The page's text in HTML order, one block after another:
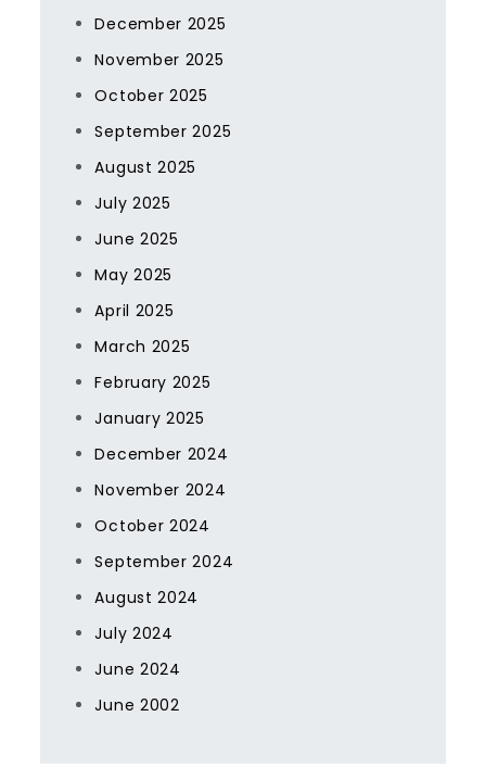
December 2025
November 2025
October 2025
September 2025
August 2025
July 2025
June 2025
May 2025
April 2025
March 2025
February 2025
January 2025
December 2024
November 2024
October 2024
September 2024
August 2024
July 2024
June 2024
June 2002